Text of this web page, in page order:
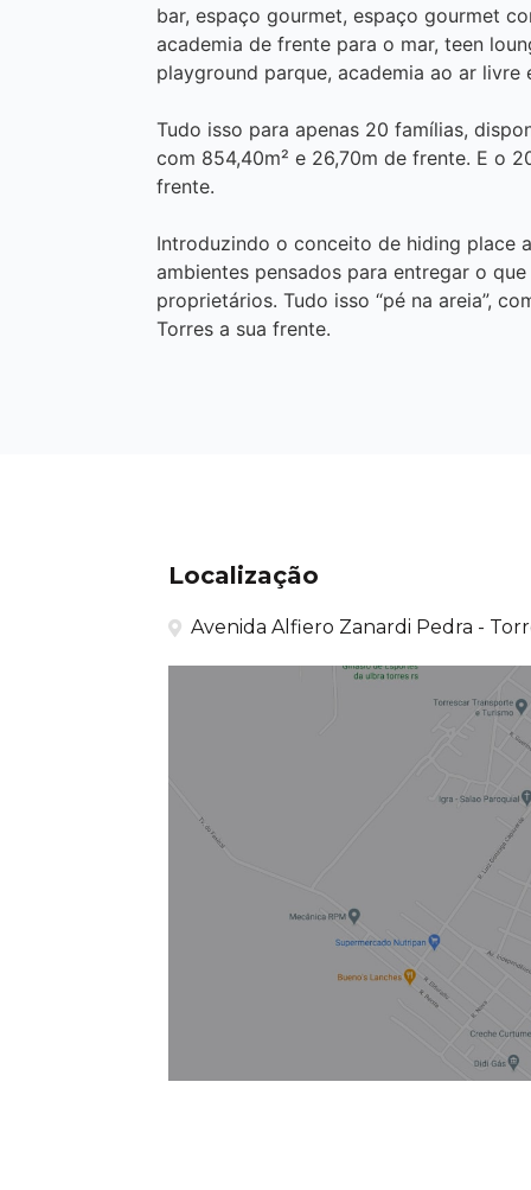
bar, espaço gourmet, espaço gourmet
academia de frente para o mar, teen
playground parque, academia ao ar livre
Tudo isso para apenas 20 famílias,
com 854,40m² e 26,70m de frente. E o
frente.
Introduzindo o conceito de hiding place
ambientes pensados para entregar o
proprietários. Tudo isso “pé na areia”,
Torres a sua frente.
Localização
Avenida Alfiero Zanardi Pedra -